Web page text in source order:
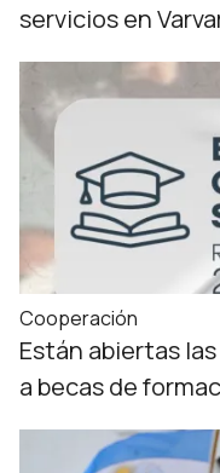
servicios en
Cooperación
Están abiertas
a becas de